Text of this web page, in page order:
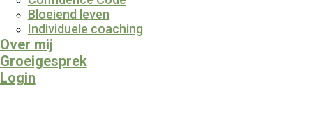
Bloeiend leven
Individuele coaching
Over mij
Groeigesprek
Login